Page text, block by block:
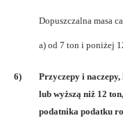
Dopuszczalna masa
a) od 7 ton i poniżej
6)
Przyczepy i
lub wyższą niż 12
podatnika podatku